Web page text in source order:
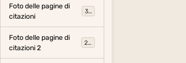
Foto delle pagine di
citazioni
317
Foto delle pagine di
citazioni 2
281